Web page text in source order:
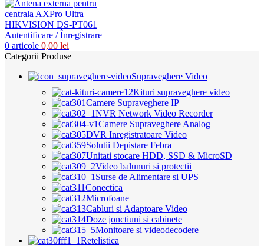
Autentificare / Înregistrare
0 articole 0,00 lei
Categorii Produse
Supraveghere Video
Kituri supraveghere video
Camere Supraveghere IP
NVR Network Video Recorder
Camere Supraveghere Analog
DVR Inregistratoare Video
Solutii Depistare Febra
Unitati stocare HDD, SSD & MicroSD
Video balunuri si protectii
Surse de Alimentare si UPS
Conectica
Microfoane
Cabluri si Adaptoare Video
Doze jonctiuni si cabinete
Monitoare si videodecodere
Retelistica